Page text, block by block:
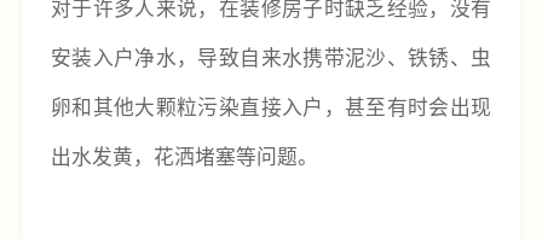
对于许多人来说，在装修房子时缺乏经验，没有
安装入户净水，导致自来水携带泥沙、铁锈、虫
卵和其他大颗粒污染直接入户，甚至有时会出现
出水发黄，花洒堵塞等问题。